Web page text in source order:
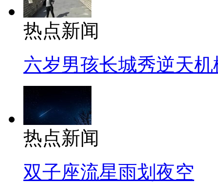
热点新闻
六岁男孩长城秀逆天机
热点新闻
双子座流星雨划夜空